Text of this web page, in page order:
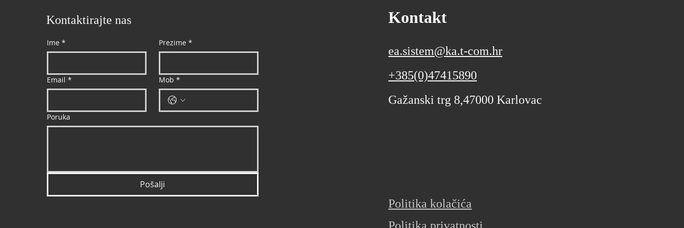
Kontaktirajte nas
Ime * Prezime *
Email * Mob *
Poruka
Pošalji
Kontakt
ea.sistem@ka.t-com.hr
+385(0)47415890
Gažanski trg 8,47000 Karlovac
Politika kolačića